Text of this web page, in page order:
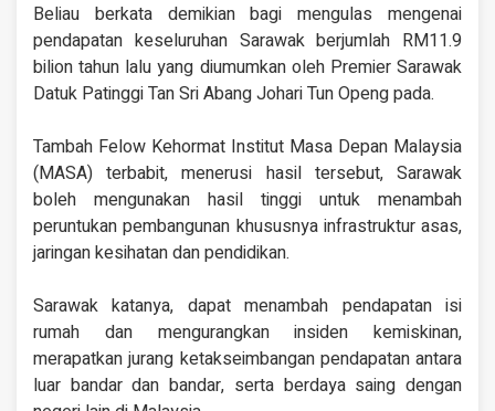
Beliau berkata demikian bagi mengulas mengenai
pendapatan keseluruhan Sarawak berjumlah RM11.9
bilion tahun lalu yang diumumkan oleh Premier Sarawak
Datuk Patinggi Tan Sri Abang Johari Tun Openg pada.
Tambah Felow Kehormat Institut Masa Depan Malaysia
(MASA) terbabit, menerusi hasil tersebut, Sarawak
boleh mengunakan hasil tinggi untuk menambah
peruntukan pembangunan khususnya infrastruktur asas,
jaringan kesihatan dan pendidikan.
Sarawak katanya, dapat menambah pendapatan isi
rumah dan mengurangkan insiden kemiskinan,
merapatkan jurang ketakseimbangan pendapatan antara
luar bandar dan bandar, serta berdaya saing dengan